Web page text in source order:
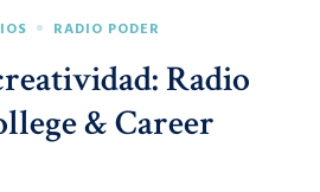
RADIO PODER
Radio
& Career